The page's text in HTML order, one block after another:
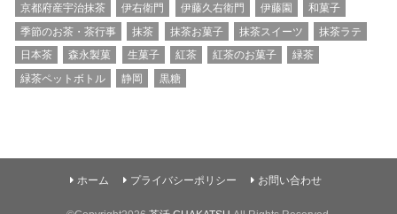
京都府産宇治抹茶
伊右衛門 伊藤久右衛門 伊藤園
和菓子
季節のお茶・茶行事
抹茶 抹茶お菓子 抹茶スイーツ
抹茶ラテ
日本茶
森永製菓 生菓子 紅茶 紅茶のお菓子
緑茶
緑茶ペットボトル
静岡 黒糖
ホーム プライバシーポリシー お問い合わせ